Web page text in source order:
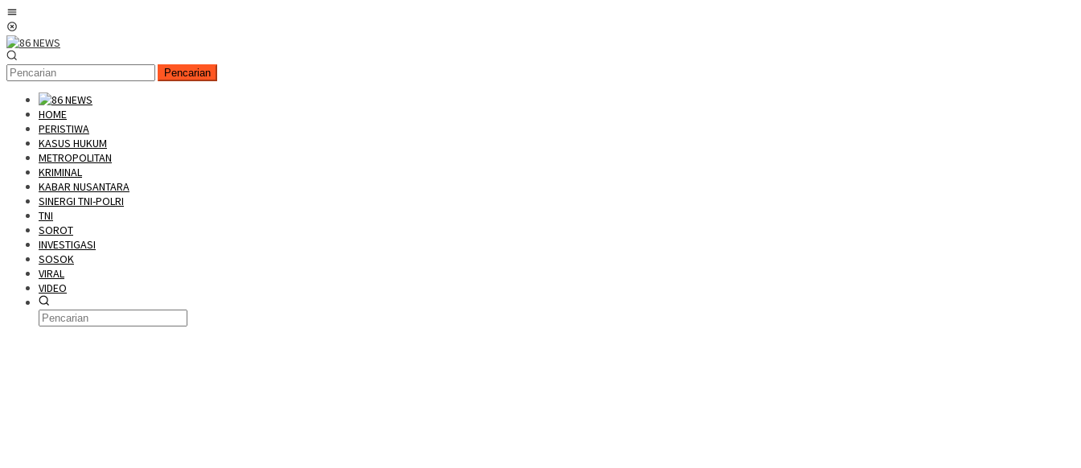
Loncat
ke
konten
Pencarian
HOME
PERISTIWA
KASUS HUKUM
METROPOLITAN
KRIMINAL
KABAR NUSANTARA
SINERGI TNI-POLRI
TNI
SOROT
INVESTIGASI
SOSOK
VIRAL
VIDEO